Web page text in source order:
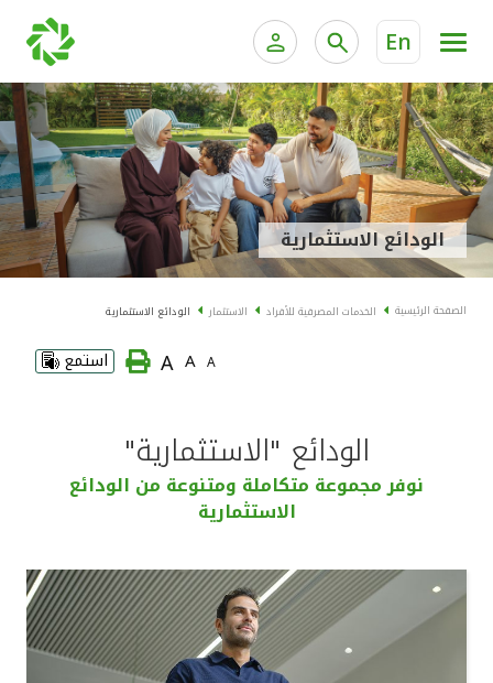
En
الخدمات المصرفية الإلكترونية للأفراد
الخدمات المصرفية الإلكترونية للشركات
خدمة "بيتك" للتداول الإلكتروني
الخدمات المصرفية للأفراد الخدمات المالية الخاصة
الحسابات المصرفية
البطاقات
الاستثمار
القنوات المصرفية
أدوات وخدمات
خدمات ما بعد البيع
الودائع الاستثمارية
الصفحة الرئيسية الخدمات المصرفية للأفراد الاستثمار الودائع الاستثمارية
A
A
A استمع
الودائع "الاستثمارية"
نوفر مجموعة متكاملة ومتنوعة من الودائع
الاستثمارية